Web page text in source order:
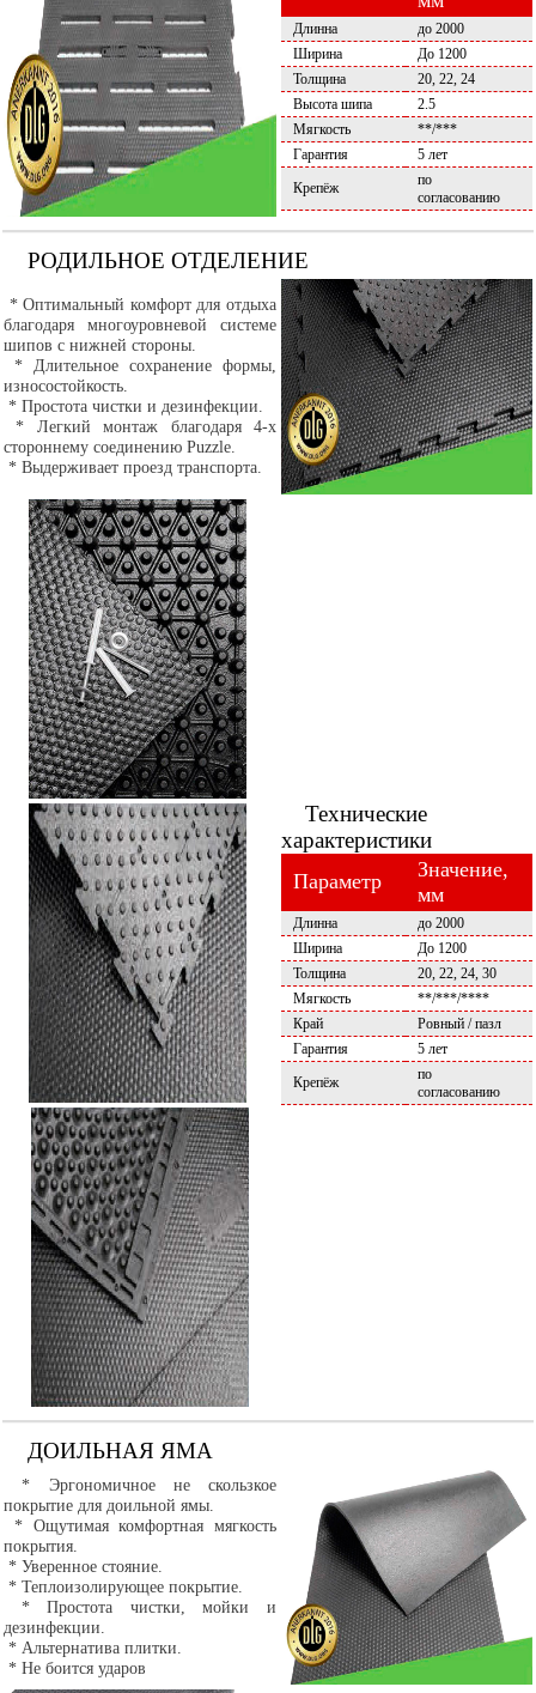
Длинна
до 2000
Ширина
До 1200
Толщина
20, 22, 24
Высота шипа
2.5
Мягкость
**/***
Гарантия
5 лет
Крепёж
по
согласованию
РОДИЛЬНОЕ ОТДЕЛЕНИЕ
* Оптимальный комфорт для отдыха
благодаря многоуровневой системе
шипов с нижней стороны.
* Длительное сохранение формы,
износостойкость.
* Простота чистки и дезинфекции.
* Легкий монтаж благодаря 4-х
стороннему соединению Puzzle.
* Выдерживает проезд транспорта.
Технические
характеристики
Параметр
Значение,
мм
Длинна
до 2000
Ширина
До 1200
Толщина
20, 22, 24, 30
Мягкость
**/***/****
Край
Ровный / пазл
Гарантия
5 лет
Крепёж
по
согласованию
ДОИЛЬНАЯ ЯМА
* Эргономичное не скользкое
покрытие для доильной ямы.
* Ощутимая комфортная мягкость
покрытия.
* Уверенное стояние.
* Теплоизолирующее покрытие.
* Простота чистки, мойки и
дезинфекции.
* Альтернатива плитки.
* Не боится ударов